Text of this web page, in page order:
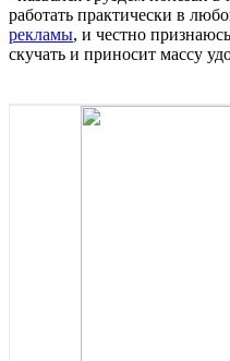
работать практически в
рекламы, и честно
скучать и приносит массу